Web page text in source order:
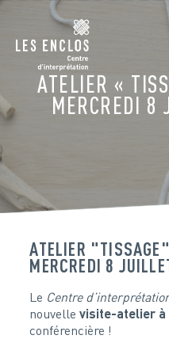
ATELIER «
MERCREDI 8
ATELIER
MERCREDI 8
Le Centre
nouvellevisite-atelier à
conférencière !